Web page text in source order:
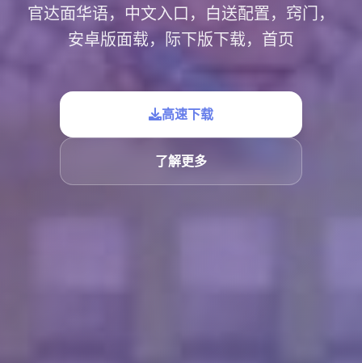
官达面华语，中文入口，白送配置，窍门，
安卓版面载，际下版下载，首页
高速下载
了解更多